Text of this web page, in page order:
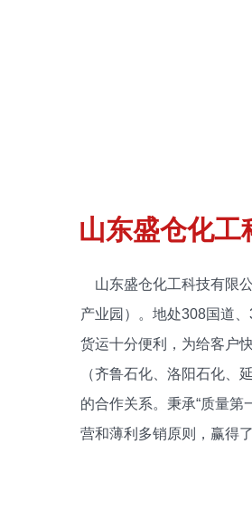
山东盛仓化工
山东盛仓化工科技有限
产业园）。地处308国道
货运十分便利，为给客户
（齐鲁石化、洛阳石化、
的合作关系。秉承“质量第
营和薄利多销原则，赢得